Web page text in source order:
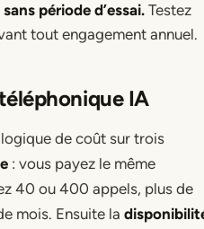
période d’essai.Testez
tout engagement annuel.
IA
de coût sur trois
: vous payez le même
40 ou 400 appels, plus de
mois. Ensuite la